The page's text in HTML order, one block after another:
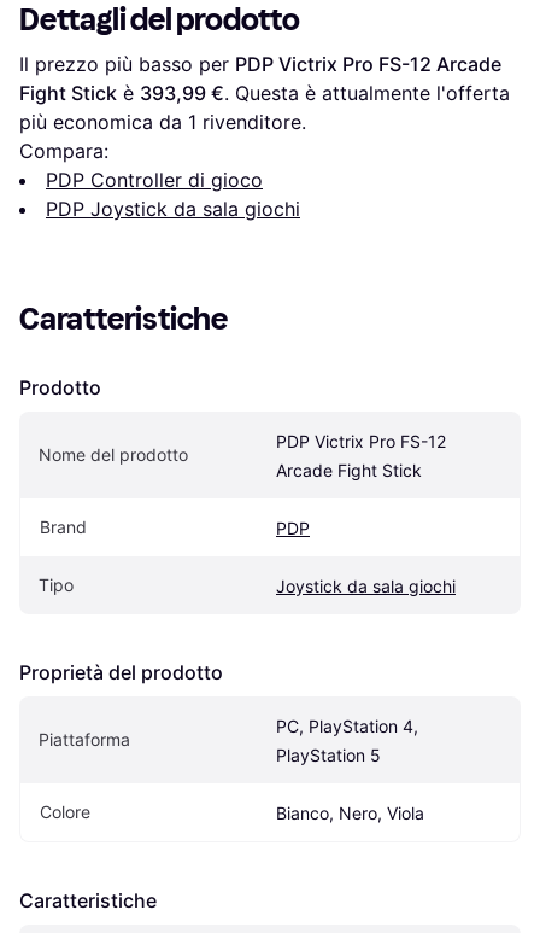
Dettagli del prodotto
Il prezzo più basso per PDP Victrix Pro FS-12 Arcade
Fight Stick è 393,99 €. Questa è attualmente l'offerta
più economica da 1 rivenditore.
Compara:
PDP Controller di gioco
PDP Joystick da sala giochi
Caratteristiche
Prodotto
Nome del prodotto
PDP Victrix Pro FS-12
Arcade Fight Stick
Brand PDP
Tipo Joystick da sala giochi
Proprietà del prodotto
Piattaforma
PC, PlayStation 4,
PlayStation 5
Colore Bianco, Nero, Viola
Caratteristiche